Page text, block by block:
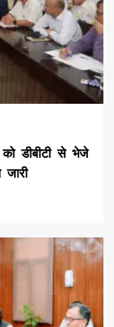
डीबीटी से भेजे